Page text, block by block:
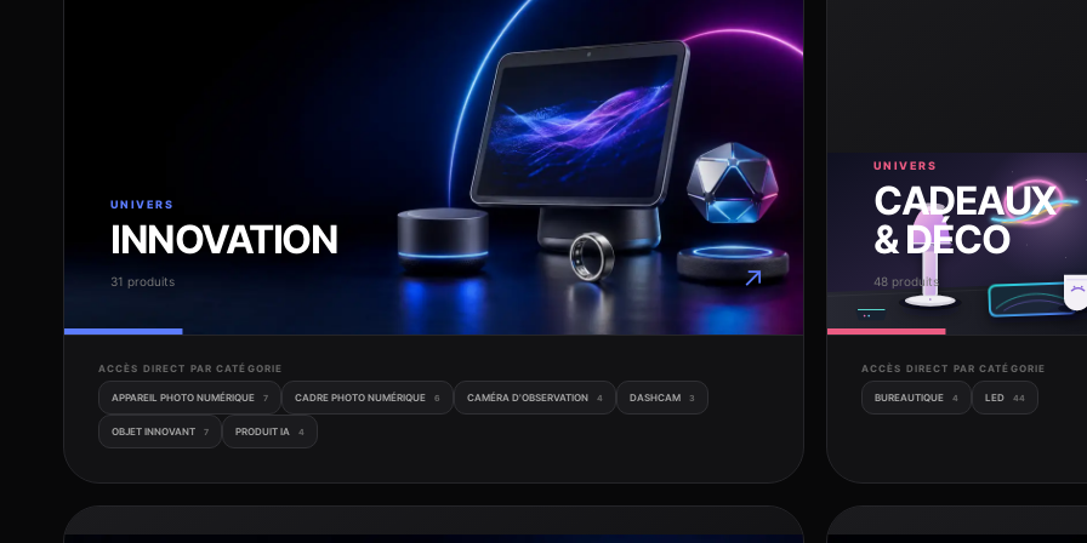
UNIVERS
INNOVATION
31 produits ↗
ACCÈS DIRECT PAR CATÉGORIE
APPAREIL PHOTO NUMÉRIQUE 7 CADRE PHOTO NUMÉRIQUE 6 CAMÉRA D'OBSERVATION 4 DASHCAM 3
OBJET INNOVANT 7 PRODUIT IA 4
UNIVERS
CADEAUX
& DÉCO
48 produits
ACCÈS DIRECT PAR CATÉGORIE
BUREAUTIQUE 4 LED 44